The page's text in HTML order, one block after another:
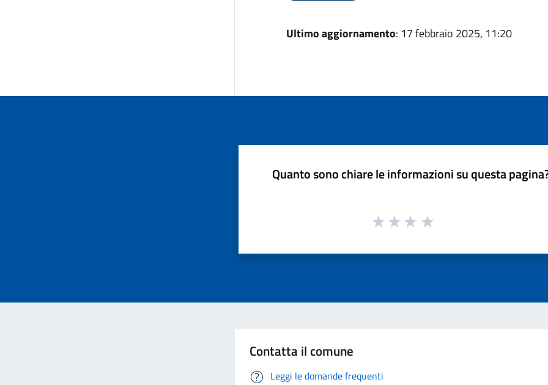
Ultimo aggiornamento: 17 febbraio 2025, 11:20
Quanto sono chiare le informazioni su questa
Contatta il comune
Leggi le domande frequenti